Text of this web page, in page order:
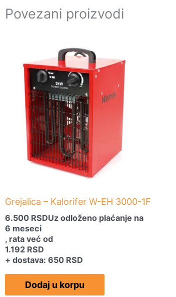
Povezani proizvodi
Grejalica – Kalorifer W-EH 3000-1F
6.500 RSDUz odloženo plaćanje na
6 meseci
, rata već od
1.192 RSD
+ dostava: 650 RSD
Dodaj u korpu